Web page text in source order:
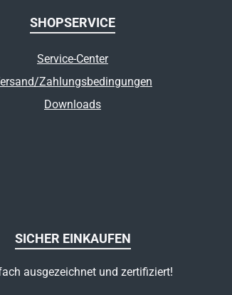
SHOPSERVICE
Service-Center
Zahlungsbedingungen
Downloads
SICHER EINKAUFEN
ausgezeichnet und zertifiziert!